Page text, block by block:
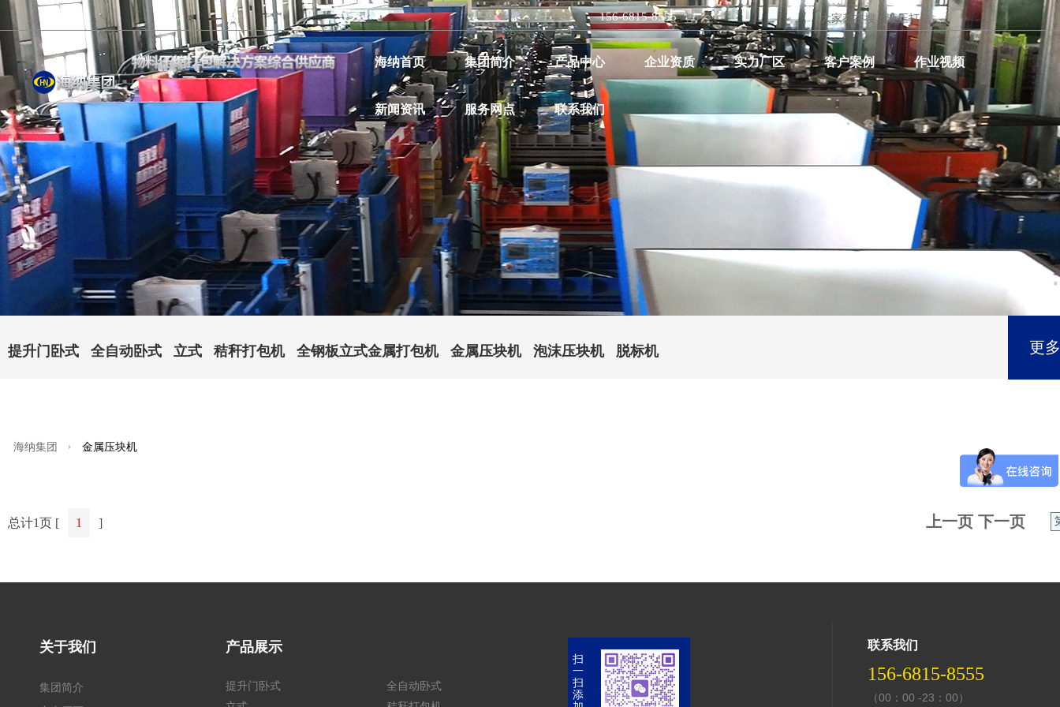
156-6815-8555|
海纳首页 集团简介 产品中心 企业资质 实力厂区 客户案例 作业视频
新闻资讯 服务网点 联系我们
提升门卧式 全自动卧式 立式 秸秆打包机 全钢板立式金属打包机 金属压块机 泡沫压块机 脱标机 更
海纳集团 金属压块机
总计1页 [ 1 ] 上一页 下一页
关于我们
集团简介
产品展示
提升门卧式
全自动卧式
扫
一
扫
添
联系我们
156-6815-8555
（00：00 -23：00）